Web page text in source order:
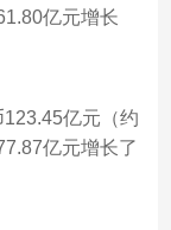
亿元增长
亿元（约
亿元增长了